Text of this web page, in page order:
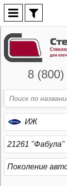
8
ИЖ
21261 "Фабула"
Поколение